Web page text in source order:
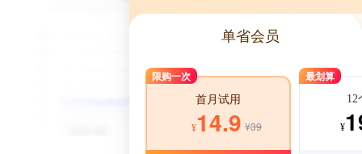
单省会员
限购一次
首月试用
¥14.9 ¥39
最划算
12
¥